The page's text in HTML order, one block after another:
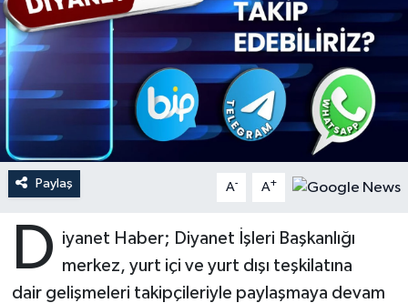
Paylaş A- A+
D iyanet Haber; Diyanet İşleri Başkanlığı
merkez, yurt içi ve yurt dışı teşkilatına
dair gelişmeleri takipçileriyle paylaşmaya devam
Ardahan Müftülüğü
Artvin Müftülüğü
Aydın Müftülüğü
Balıkesir Müftülüğü
Batman Müftülüğü
Kudüs
Mukabele
Peygamberimizin Hayatı
Sahabeler
Hutbeler
DİYANET AKADEMİ
DİYANET GENÇLİK
DİYANET RADYO/TV
Dünya